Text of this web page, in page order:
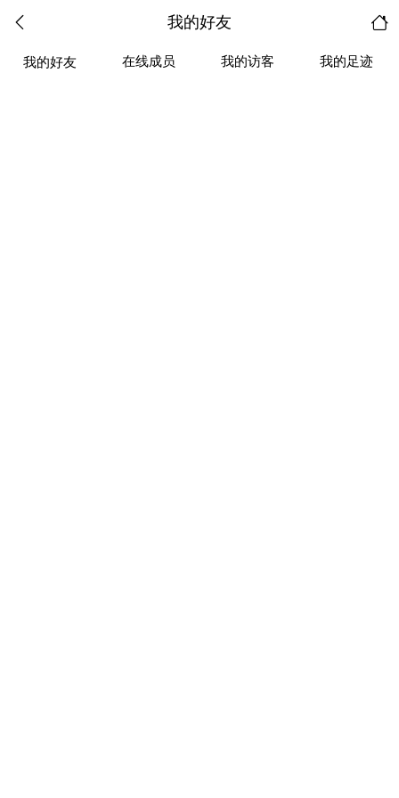
我的好友
我的好友 在线成员 我的访客 我的足迹